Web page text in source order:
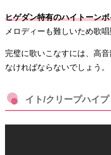
ヒゲダン特有のハイトーンボ
メロディーも難しいため歌
完璧に歌いこなすには、高
なければならないでしょう。
イト/クリープハイプ